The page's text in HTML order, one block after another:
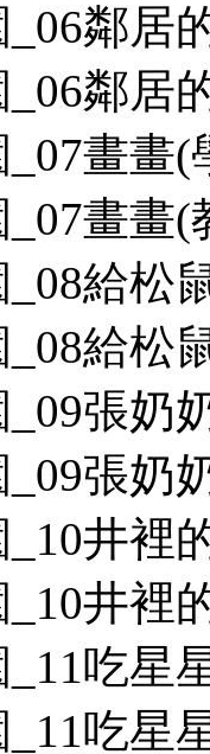
鄰居
鄰居
畫畫(
畫畫(
給松
給松
張奶
張奶
井裡
井裡
吃星
吃星